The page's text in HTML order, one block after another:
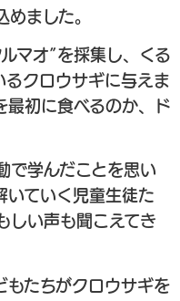
ました。
マオ”を採集し、くる
るクロウサギに与えま
最初に食べるのか、ド
で学んだことを思い
いていく児童生徒た
しい声も聞こえてき
もたちがクロウサギを